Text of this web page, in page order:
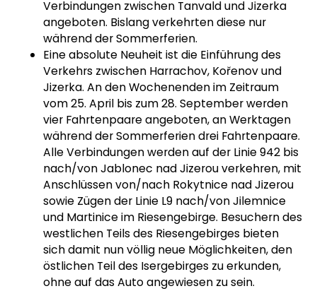
Verbindungen zwischen Tanvald und Jizerka
angeboten. Bislang verkehrten diese nur
während der Sommerferien.
Eine absolute Neuheit ist die Einführung des
Verkehrs zwischen Harrachov, Kořenov und
Jizerka. An den Wochenenden im Zeitraum
vom 25. April bis zum 28. September werden
vier Fahrtenpaare angeboten, an Werktagen
während der Sommerferien drei Fahrtenpaare.
Alle Verbindungen werden auf der Linie 942 bis
nach/von Jablonec nad Jizerou verkehren, mit
Anschlüssen von/nach Rokytnice nad Jizerou
sowie Zügen der Linie L9 nach/von Jilemnice
und Martinice im Riesengebirge. Besuchern des
westlichen Teils des Riesengebirges bieten
sich damit nun völlig neue Möglichkeiten, den
östlichen Teil des Isergebirges zu erkunden,
ohne auf das Auto angewiesen zu sein.